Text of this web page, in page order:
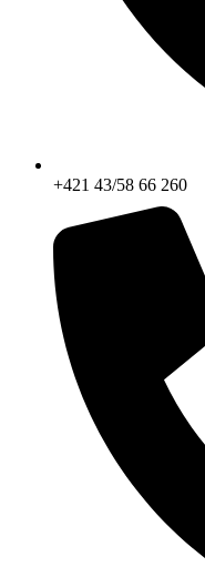
+421 43/58 66 260